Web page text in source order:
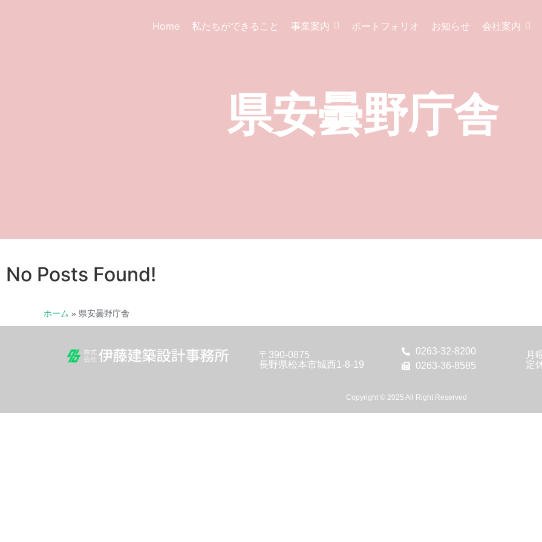
Home 私たちができること 事業案内 ポートフォリオ お知らせ 会社案内
県安曇野庁舎
No Posts Found!
ホーム » 県安曇野庁舎
〒390-0875
長野県松本市城西1-8-19
0263-32-8200
0263-36-8585
月
定
Copyright © 2025 All Right Reserved